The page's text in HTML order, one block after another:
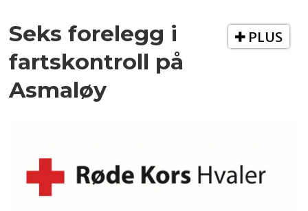
PLUS
Seks forelegg i
fartskontroll på
Asmaløy